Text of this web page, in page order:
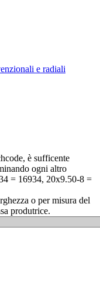
e radiali
è sufficente
ogni altro
= 16934, 20x9.50-8 =
o per misura del
produtrice.